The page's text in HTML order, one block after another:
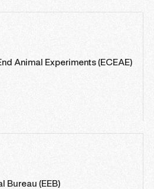
Animal Experiments (ECEAE)
Bureau (EEB)